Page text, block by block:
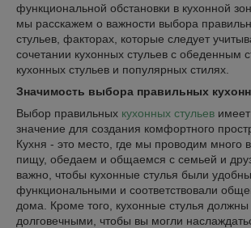
функциональной обстановки в кухонной
мы расскажем о важности выбора
стульев, факторах, которые следует
сочетании кухонных стульев с обеденным
кухонных стульев и популярных стилях.
Значимость выбора правильных
Выбор правильных кухонных стульев
значение для создания комфортного
Кухня - это место, где мы проводим много
пищу, обедаем и общаемся с семьей и
важно, чтобы кухонные стулья были
функциональными и соответствовали
дома. Кроме того, кухонные стулья
долговечными, чтобы вы могли